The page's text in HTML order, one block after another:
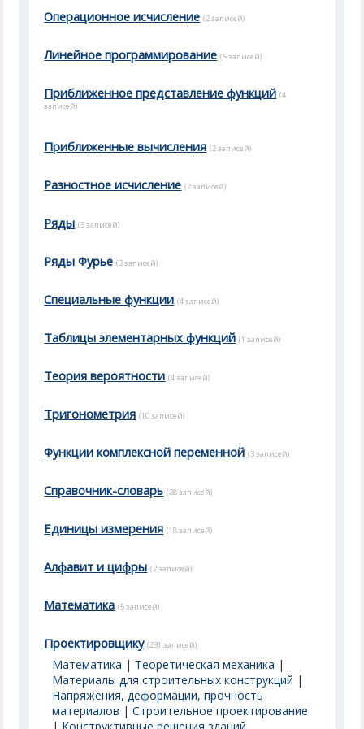
Операционное исчисление (2 записей)
Линейное программирование (5 записей)
Приближенное представление функций (4
записей)
Приближенные вычисления (2 записей)
Разностное исчисление (2 записей)
Ряды (3 записей)
Ряды Фурье (3 записей)
Специальные функции (4 записей)
Таблицы элементарных функций (1 записей)
Теория вероятности (4 записей)
Тригонометрия (10 записей)
Функции комплексной переменной (3 записей)
Справочник-словарь (28 записей)
Единицы измерения (18 записей)
Алфавит и цифры (2 записей)
Математика (5 записей)
Проектировщику (231 записей)
Математика | Теоретическая механика |
Материалы для строительных конструкций |
Напряжения, деформации, прочность
материалов |Строительное проектирование